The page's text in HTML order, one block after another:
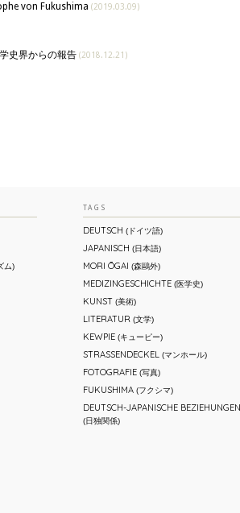
von Fukushima (2019.03.09)
史界からの報告 (2018.12.21)
ム)
TAGS
DEUTSCH (ドイツ語)
JAPANISCH (日本語)
MORI ŌGAI (森鷗外)
MEDIZINGESCHICHTE(医学史)
KUNST(美術)
LITERATUR(文学)
KEWPIE(キューピー)
STRASSENDECKEL (マンホール)
FOTOGRAFIE(写真)
FUKUSHIMA(フクシマ)
DEUTSCH-JAPANISCHE BEZIEHUNGEN
(日独関係)